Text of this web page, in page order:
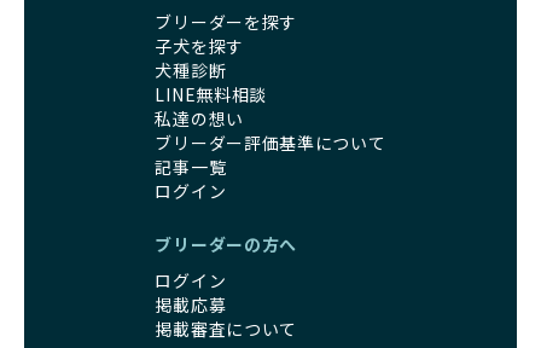
気で健康なスタートを切れることが大きな魅力です。
子犬の社会性は、家庭でのしつけをスムーズにする重要なポ
イントです。BreederFamiliesのブリーダーは、母犬や兄弟
犬、人との触れ合いの時間をしっかり確保し、子犬が自然に
コミュニケーション能力を身につけられるよう育てていま
家庭に迎えたその日から、すでに社会性の基盤ができている
ため、新しい環境にもスムーズに適応できます。
これにより、飼い主さんにとっても安心してスタートできる
BreederFamiliesのブリーダーは、犬種に関する豊富な知識
と経験を持っています。そのため、子犬を迎えた後の健康管
理やしつけ、生活スタイルに合わせた育て方について、丁寧
引退犬とは、繁殖期を終えたワンちゃんたちのことを指しま
優良ブリーダーは、引退犬も家族の一員として、彼らの幸せ
を願っています。よって、引退後も自宅で飼育を続けるか、
信頼できる相手に譲渡するなど、ワンちゃんが幸せに暮らせ
るように配慮します。
一方、営利優先ブリーダーは引退犬を「コスト」として考
え、早く手放すことを考えます。場合によっては、悪徳保護
になる可能性が高まります。
引退犬に対する扱いがどうなっているかも、優良ブリーダー
を見分けるポイントとなります。
「引退犬も大切に」の詳細はこちら
ブリーダーを探す
子犬を探す
犬種診断
LINE無料相談
私達の想い
ブリーダー評価基準について
記事一覧
ログイン
ブリーダーの方へ
ログイン
掲載応募
掲載審査について